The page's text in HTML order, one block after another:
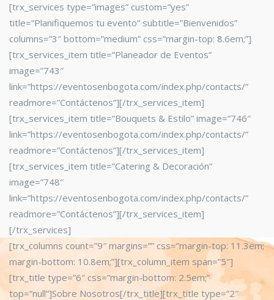
[trx_services type=”images” custom=”yes”
title=”Planifiquemos tu evento” subtitle=”Bienvenidos”
columns=”3″ bottom=”medium” css=”margin-top: 8.6em;”]
[trx_services_item title=”Planeador de Eventos”
image=”743″
link=”https://eventosenbogota.com/index.php/contacts/”
readmore=”Contáctenos”][/trx_services_item]
[trx_services_item title=”Bouquets & Estilo” image=”746″
link=”https://eventosenbogota.com/index.php/contacts/”
readmore=”Contáctenos”][/trx_services_item]
[trx_services_item title=”Catering & Decoración”
image=”748″
link=”https://eventosenbogota.com/index.php/contacts/”
readmore=”Contáctenos”][/trx_services_item]
[/trx_services]
[trx_columns count=”9″ margins=”” css=”margin-top: 11.3em;
margin-bottom: 10.8em;”][trx_column_item span=”5″]
[trx_title type=”6″ css=”margin-bottom: 2.5em;”
top=”null”]Sobre Nosotros[/trx_title][trx_title type=”2″